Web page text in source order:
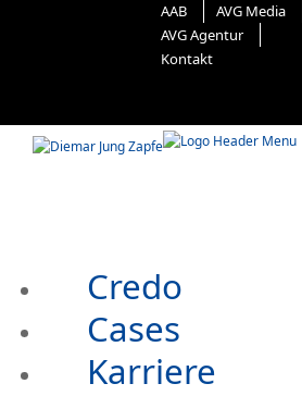
AAB
AVG Media
AVG Agentur
Kontakt
Credo
Cases
Karriere